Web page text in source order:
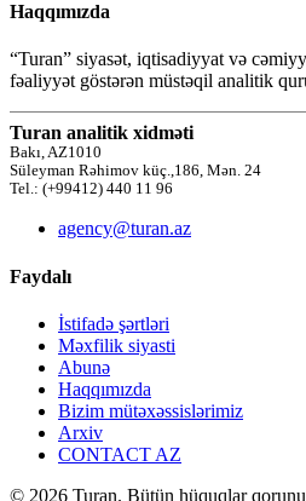
Haqqımızda
“Turan” siyasət, iqtisadiyyat və
fəaliyyət göstərən müstəqil analitik
Turan analitik xidməti
Bakı, AZ1010
Süleyman Rəhimov küç.,186, Mən. 24
Tel.: (+99412) 440 11 96
agency@turan.az
Faydalı
İstifadə şərtləri
Məxfilik siyasti
Abunə
Haqqımızda
Bizim mütəxəssislərimiz
Arxiv
CONTACT AZ
© 2026 Turan. Bütün hüquqlar